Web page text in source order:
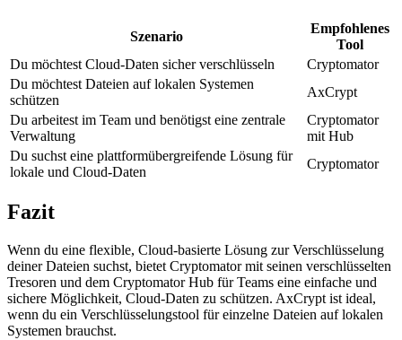
Szenario
Empfohlenes
Tool
Du möchtest Cloud-Daten sicher verschlüsseln
Cryptomator
Du möchtest Dateien auf lokalen Systemen
schützen
AxCrypt
Du arbeitest im Team und benötigst eine zentrale
Verwaltung
Cryptomator
mit Hub
Du suchst eine plattformübergreifende Lösung für
lokale und Cloud-Daten
Cryptomator
Fazit
Wenn du eine flexible, Cloud-basierte Lösung zur Verschlüsselung
deiner Dateien suchst, bietet Cryptomator mit seinen verschlüsselten
Tresoren und dem Cryptomator Hub für Teams eine einfache und
sichere Möglichkeit, Cloud-Daten zu schützen. AxCrypt ist ideal,
wenn du ein Verschlüsselungstool für einzelne Dateien auf lokalen
Systemen brauchst.